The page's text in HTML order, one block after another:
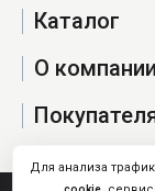
Каталог
О компании
Для анализа